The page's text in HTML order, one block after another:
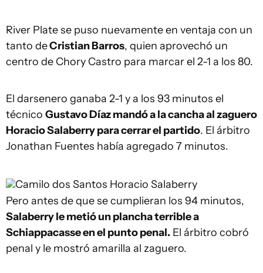
River Plate se puso nuevamente en ventaja con un
tanto deCristian Barros, quien aprovechó un
centro de Chory Castro para marcar el 2-1 a los 80.
El darsenero ganaba 2-1 y a los 93 minutos el
técnico Gustavo Díaz mandó a la cancha al zaguero
Horacio Salaberry para cerrar el partido. El árbitro
Jonathan Fuentes había agregado 7 minutos.
Camilo dos Santos Horacio Salaberry
Pero antes de que se cumplieran los 94 minutos,
Salaberry le metió un plancha terrible a
Schiappacasse en el punto penal. El árbitro cobró
penal y le mostró amarilla al zaguero.